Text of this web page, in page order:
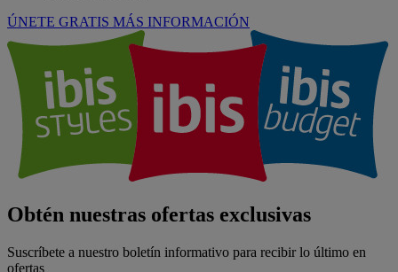
ÚNETE GRATIS MÁS INFORMACIÓN
Obtén nuestras ofertas exclusivas
Suscríbete a nuestro boletín informativo para recibir lo último en
ofertas